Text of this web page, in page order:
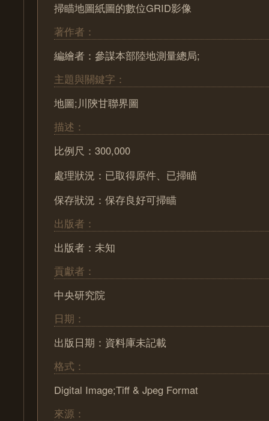
掃瞄地圖紙圖的數位GRID影像
著作者：
編繪者：參謀本部陸地測量總局;
主題與關鍵字：
地圖;川陝甘聯界圖
描述：
比例尺：300,000
處理狀況：已取得原件、已掃瞄
保存狀況：保存良好可掃瞄
出版者：
出版者：未知
貢獻者：
中央研究院
日期：
出版日期：資料庫未記載
格式：
Digital Image;Tiff & Jpeg Format
來源：